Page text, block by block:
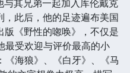
其兄弟一起加入库伦戴克
，此后，他的足迹遍布美国
《野性的唿唤》，不仅是
最受欢迎与评价最高的小
海狼》、《白牙》、《马